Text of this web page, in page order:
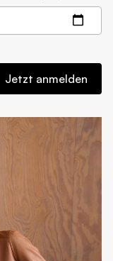
Jetzt anmelden